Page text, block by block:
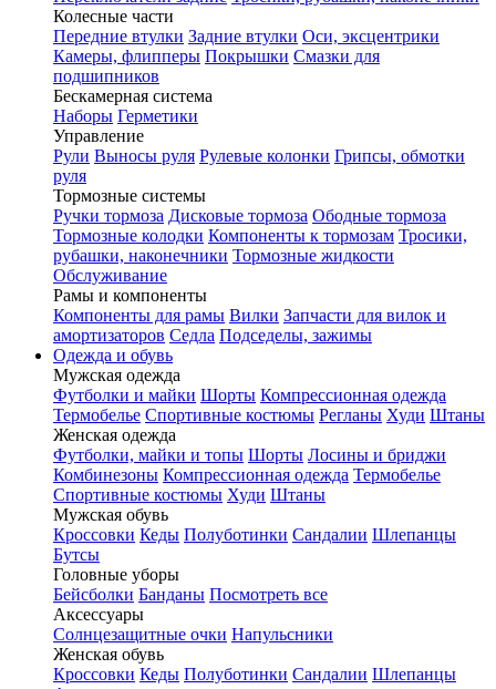
Колесные части
Передние втулки Задние втулки Оси, эксцентрики
Камеры, флипперы Покрышки Смазки для
подшипников
Бескамерная система
Наборы Герметики
Управление
Рули Выносы руля Рулевые колонки Грипсы, обмотки
руля
Тормозные системы
Ручки тормоза Дисковые тормоза Ободные тормоза
Тормозные колодки Компоненты к тормозам Тросики,
рубашки, наконечники Тормозные жидкости
Обслуживание
Рамы и компоненты
Компоненты для рамы Вилки Запчасти для вилок и
амортизаторов Седла Подседелы, зажимы
Одежда и обувь
Мужская одежда
Футболки и майки Шорты Компрессионная одежда
Термобелье Спортивные костюмы Регланы Худи Штаны
Женская одежда
Футболки, майки и топы Шорты Лосины и бриджи
Комбинезоны Компрессионная одежда Термобелье
Спортивные костюмы Худи Штаны
Мужская обувь
Кроссовки Кеды Полуботинки Сандалии Шлепанцы
Бутсы
Головные уборы
Бейсболки Банданы Посмотреть все
Аксессуары
Солнцезащитные очки Напульсники
Женская обувь
Кроссовки Кеды Полуботинки Сандалии Шлепанцы